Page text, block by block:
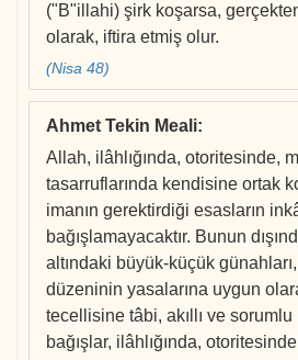
("B"illahi) şirk koşarsa,
olarak, iftira etmiş olur.
(Nisa 48)
Ahmet Tekin Meali:
Allah, ilâhlığında, otoritesinde,
tasarruflarında kendisine ortak
imanın gerektirdiği esasların
bağışlamayacaktır. Bunun
altındaki büyük-küçük
düzeninin yasalarına uygun
tecellisine tâbi, akıllı ve
bağışlar, ilâhlığında,